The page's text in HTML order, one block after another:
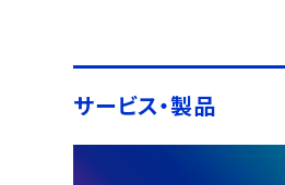
サービス・製品